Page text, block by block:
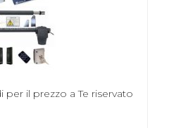
per il prezzo a Te riservato